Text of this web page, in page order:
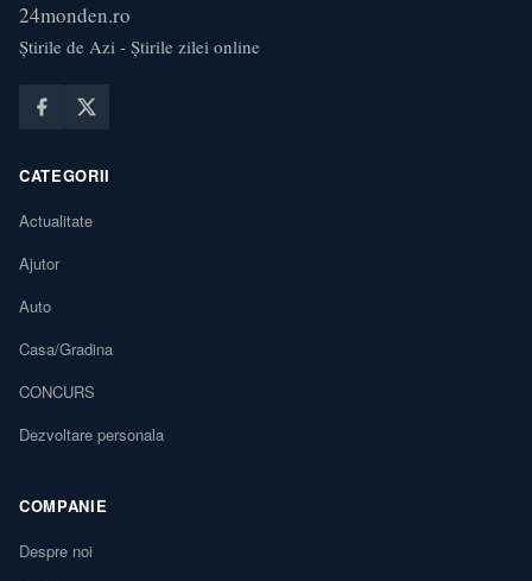
24monden.ro
Știrile de Azi - Știrile zilei online
CATEGORII
Actualitate
Ajutor
Auto
Casa/Gradina
CONCURS
Dezvoltare personala
COMPANIE
Despre noi